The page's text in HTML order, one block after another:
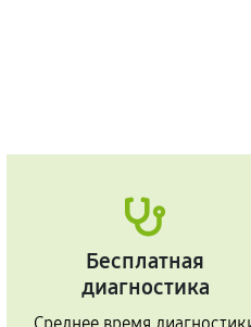
Бесплатная
диагностика